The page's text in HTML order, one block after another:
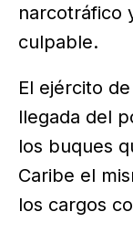
narcotráfico
culpable.
El ejército
llegada del
los buques
Caribe el
los cargos